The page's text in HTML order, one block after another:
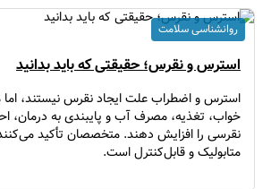
استرس و نقرس؛ حقیقتی که باید بدانید
استرس و اضطراب علت ایجاد نقرس نیستند، اما
خواب، تغذیه، مصرف آب و پایبندی به درمان،
نقرسی را افزایش دهند. متخصصان تأکید
متابولیک و قابل‌کنترل است.
روانشناسی سلامت